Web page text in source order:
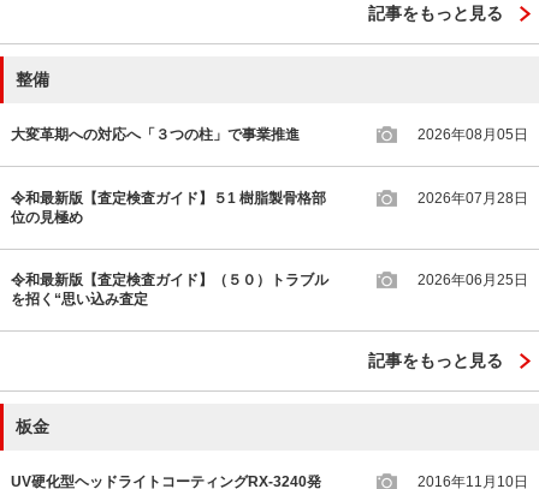
記事をもっと見る
整備
大変革期への対応へ「３つの柱」で事業推進 2026年08月05日
令和最新版【査定検査ガイド】５1 樹脂製骨格部
位の見極め
2026年07月28日
令和最新版【査定検査ガイド】（５０）トラブル
を招く“思い込み査定
2026年06月25日
記事をもっと見る
板金
UV硬化型ヘッドライトコーティングRX-3240発 2016年11月10日